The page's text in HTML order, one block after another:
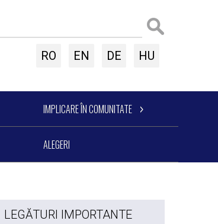
RO EN DE HU
IMPLICARE ÎN COMUNITATE
ALEGERI
LEGĂTURI IMPORTANTE